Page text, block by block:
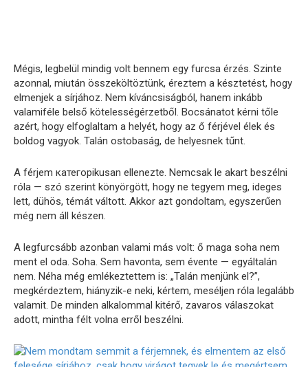
Mégis, legbelül mindig volt bennem egy furcsa érzés. Szinte
azonnal, miután összeköltöztünk, éreztem a késztetést, hogy
elmenjek a sírjához. Nem kíváncsiságból, hanem inkább
valamiféle belső kötelességérzetből. Bocsánatot kérni tőle
azért, hogy elfoglaltam a helyét, hogy az ő férjével élek és
boldog vagyok. Talán ostobaság, de helyesnek tűnt.
A férjem категорikusan ellenezte. Nemcsak le akart beszélni
róla — szó szerint könyörgött, hogy ne tegyem meg, ideges
lett, dühös, témát váltott. Akkor azt gondoltam, egyszerűen
még nem áll készen.
A legfurcsább azonban valami más volt: ő maga soha nem
ment el oda. Soha. Sem havonta, sem évente — egyáltalán
nem. Néha még emlékeztettem is: „Talán menjünk el?”,
megkérdeztem, hiányzik-e neki, kértem, meséljen róla legalább
valamit. De minden alkalommal kitérő, zavaros válaszokat
adott, mintha félt volna erről beszélni.